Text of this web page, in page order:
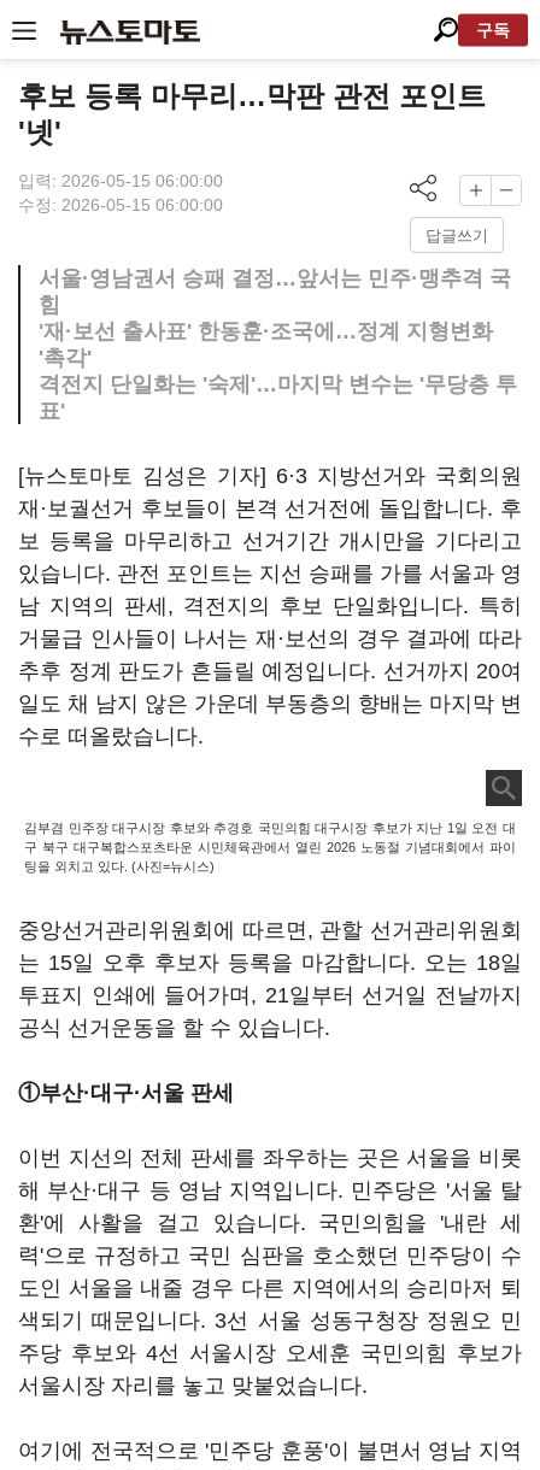
구독
후보 등록 마무리…막판 관전 포인트
'넷'
입력: 2026-05-15 06:00:00
수정: 2026-05-15 06:00:00
답글쓰기
서울·영남권서 승패 결정…앞서는 민주·맹추격 국
힘
'재·보선 출사표' 한동훈·조국에…정계 지형변화
'촉각'
격전지 단일화는 '숙제'…마지막 변수는 '무당층 투
표'
[뉴스토마토 김성은 기자] 6·3 지방선거와 국회의원
재·보궐선거 후보들이 본격 선거전에 돌입합니다. 후
보 등록을 마무리하고 선거기간 개시만을 기다리고
있습니다. 관전 포인트는 지선 승패를 가를 서울과 영
남 지역의 판세, 격전지의 후보 단일화입니다. 특히
거물급 인사들이 나서는 재·보선의 경우 결과에 따라
추후 정계 판도가 흔들릴 예정입니다. 선거까지 20여
일도 채 남지 않은 가운데 부동층의 향배는 마지막 변
수로 떠올랐습니다.
김부겸 민주장 대구시장 후보와 추경호 국민의힘 대구시장 후보가 지난 1일 오전 대
구 북구 대구복합스포츠타운 시민체육관에서 열린 2026 노동절 기념대회에서 파이
팅을 외치고 있다. (사진=뉴시스)
중앙선거관리위원회에 따르면, 관할 선거관리위원회
는 15일 오후 후보자 등록을 마감합니다. 오는 18일
투표지 인쇄에 들어가며, 21일부터 선거일 전날까지
공식 선거운동을 할 수 있습니다.
①부산·대구·서울 판세
이번 지선의 전체 판세를 좌우하는 곳은 서울을 비롯
해 부산·대구 등 영남 지역입니다. 민주당은 '서울 탈
환'에 사활을 걸고 있습니다. 국민의힘을 '내란 세
력'으로 규정하고 국민 심판을 호소했던 민주당이 수
도인 서울을 내줄 경우 다른 지역에서의 승리마저 퇴
색되기 때문입니다. 3선 서울 성동구청장 정원오 민
주당 후보와 4선 서울시장 오세훈 국민의힘 후보가
서울시장 자리를 놓고 맞붙었습니다.
여기에 전국적으로 '민주당 훈풍'이 불면서 영남 지역